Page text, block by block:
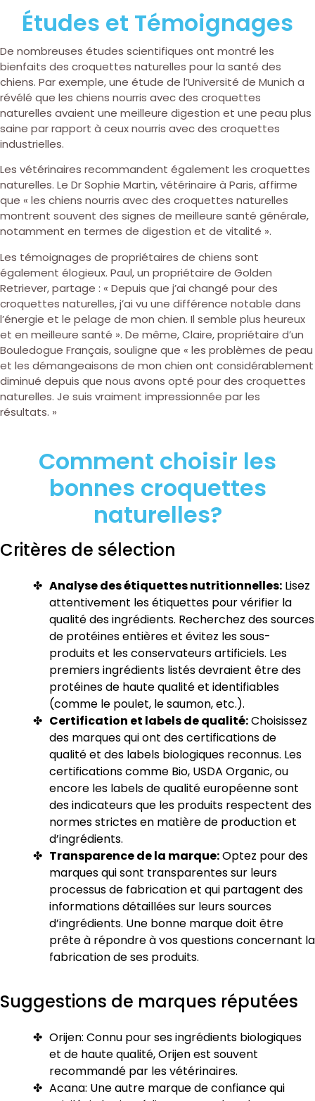
Études et Témoignages
De nombreuses études scientifiques ont montré les
bienfaits des croquettes naturelles pour la santé des
chiens. Par exemple, une étude de l’Université de Munich a
révélé que les chiens nourris avec des croquettes
naturelles avaient une meilleure digestion et une peau plus
saine par rapport à ceux nourris avec des croquettes
industrielles.
Les vétérinaires recommandent également les croquettes
naturelles. Le Dr Sophie Martin, vétérinaire à Paris, affirme
que « les chiens nourris avec des croquettes naturelles
montrent souvent des signes de meilleure santé générale,
notamment en termes de digestion et de vitalité ».
Les témoignages de propriétaires de chiens sont
également élogieux. Paul, un propriétaire de Golden
Retriever, partage : « Depuis que j’ai changé pour des
croquettes naturelles, j’ai vu une différence notable dans
l’énergie et le pelage de mon chien. Il semble plus heureux
et en meilleure santé ». De même, Claire, propriétaire d’un
Bouledogue Français, souligne que « les problèmes de peau
et les démangeaisons de mon chien ont considérablement
diminué depuis que nous avons opté pour des croquettes
naturelles. Je suis vraiment impressionnée par les
résultats. »
Comment choisir les
bonnes croquettes
naturelles?
Critères de sélection
Analyse des étiquettes nutritionnelles: Lisez
attentivement les étiquettes pour vérifier la
qualité des ingrédients. Recherchez des sources
de protéines entières et évitez les sous-
produits et les conservateurs artificiels. Les
premiers ingrédients listés devraient être des
protéines de haute qualité et identifiables
(comme le poulet, le saumon, etc.).
Certification et labels de qualité:Choisissez
des marques qui ont des certifications de
qualité et des labels biologiques reconnus. Les
certifications comme Bio, USDA Organic, ou
encore les labels de qualité européenne sont
des indicateurs que les produits respectent des
normes strictes en matière de production et
d’ingrédients.
Transparence de la marque:Optez pour des
marques qui sont transparentes sur leurs
processus de fabrication et qui partagent des
informations détaillées sur leurs sources
d’ingrédients. Une bonne marque doit être
prête à répondre à vos questions concernant la
fabrication de ses produits.
Suggestions de marques réputées
Orijen: Connu pour ses ingrédients biologiques
et de haute qualité, Orijen est souvent
recommandé par les vétérinaires.
Acana: Une autre marque de confiance qui